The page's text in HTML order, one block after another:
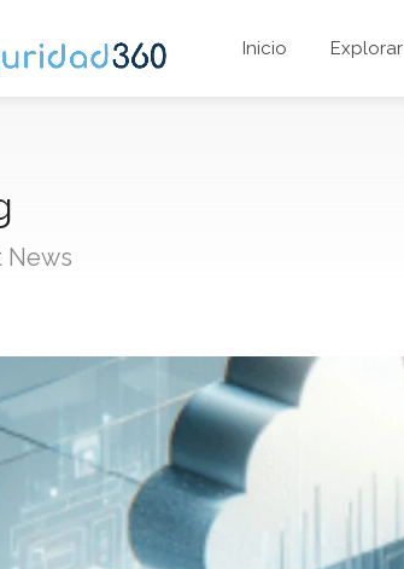
Inicio Explorar
News